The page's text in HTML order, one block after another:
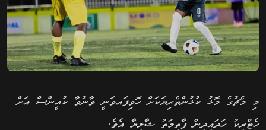
މި މެޗުގެ މޮޅު ކުޅުންތެރިޔަކަށް ހޮވިފައވަނީ ވާނުވާ ކުއީންސް އަށް
ހެޓްރިކު ހަދައިދިން ފާތިމަތު ޝާލިޔާ އެވެ.